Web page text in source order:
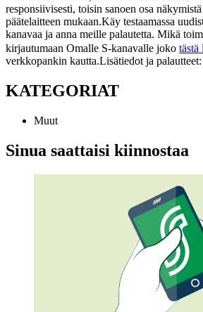
responsiivisesti, toisin sanoen osa
päätelaitteen mukaan.Käy testaamassa
kanavaa ja anna meille palautetta. Mikä
kirjautumaan Omalle S-kanavalle joko tästä
verkkopankin kautta.Lisätiedot ja
KATEGORIAT
Muut
Sinua saattaisi kiinnostaa